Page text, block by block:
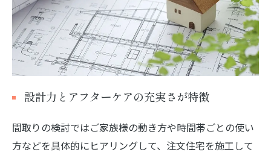
設計力とアフターケアの充実さが特徴
間取りの検討ではご家族様の動き方や時間帯ごとの使い
方などを具体的にヒアリングして、注文住宅を施工して